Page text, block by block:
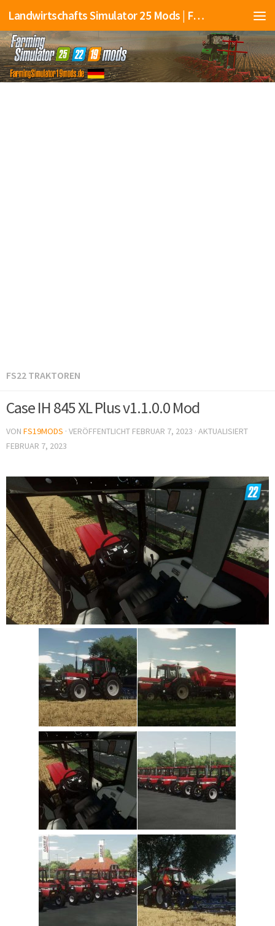
Landwirtschafts Simulator 25 Mods | Farming Simulator 25 Mods | FS25 Mods
FS22 TRAKTOREN
Case IH 845 XL Plus v1.1.0.0 Mod
VON FS19MODS · VERÖFFENTLICHT FEBRUAR 7, 2023 · AKTUALISIERT
FEBRUAR 7, 2023